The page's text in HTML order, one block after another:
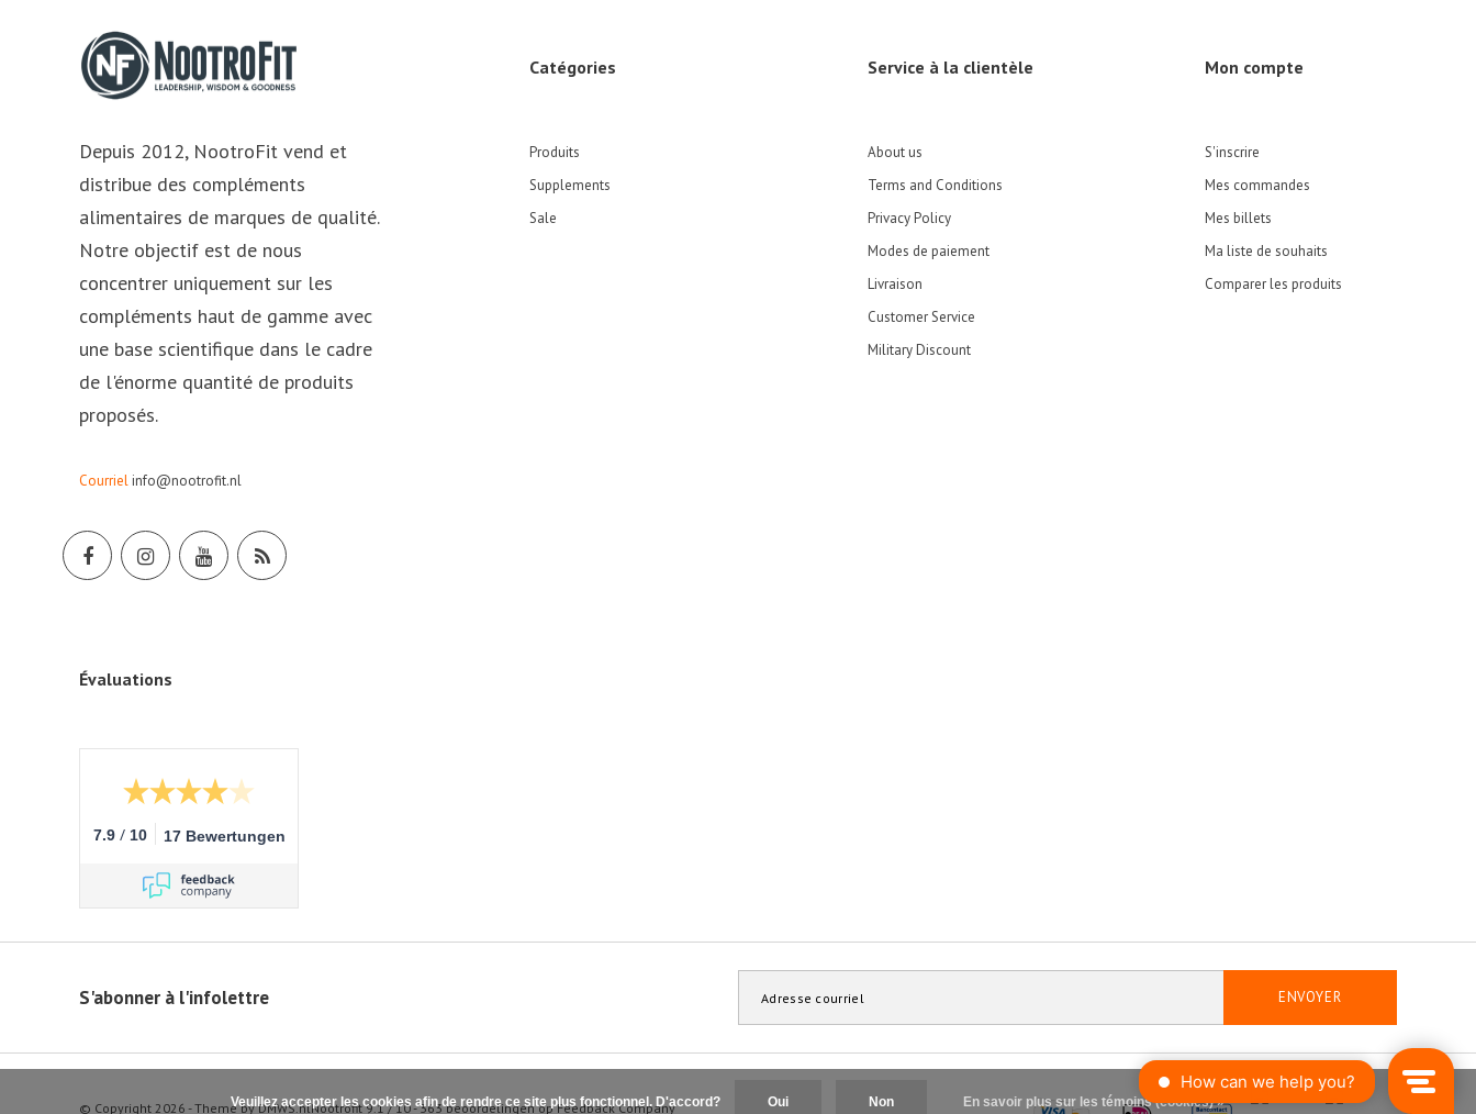
Depuis 2012, NootroFit vend et
distribue des compléments
alimentaires de marques de qualité.
Notre objectif est de nous
concentrer uniquement sur les
compléments haut de gamme avec
une base scientifique dans le cadre
de l'énorme quantité de produits
proposés.
Courrielinfo@nootrofit.nl
Catégories
Produits
Supplements
Sale
Service à la clientèle
About us
Terms and Conditions
Privacy Policy
Modes de paiement
Livraison
Customer Service
Military Discount
Mon compte
S'inscrire
Mes commandes
Mes billets
Ma liste de souhaits
Comparer les produits
Évaluations
7.9 / 10 17 Bewertungen
S'abonner à l'infolettre ENVOYER
© Copyright 2026 - Theme byDMWS.nlNootrofit 9.1/10 -363beoordelingen opFeedback Company
Veuillez accepter les cookies afin de rendre ce site plus fonctionnel. D'accord? Oui Non En savoir plus sur les témoins (cookies) »